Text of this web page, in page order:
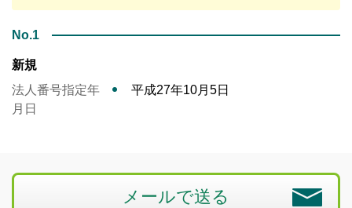
No.1
新規
法人番号指定年
月日
平成27年10月5日
メールで送る